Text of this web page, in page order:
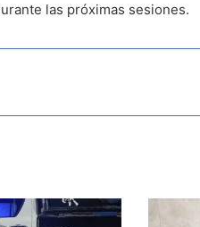
las próximas sesiones.